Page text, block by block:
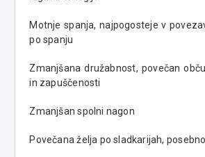
Motnje spanja, najpogosteje v
po spanju
Zmanjšana družabnost, povečan
in zapuščenosti
Zmanjšan spolni nagon
Povečana želja po sladkarijah,